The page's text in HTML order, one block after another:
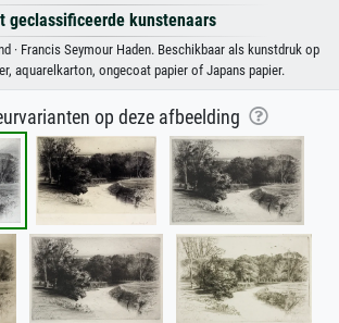
geclassificeerde kunstenaars
· Francis Seymour Haden. Beschikbaar als kunstdruk op
aquarelkarton, ongecoat papier of Japans papier.
op deze afbeelding